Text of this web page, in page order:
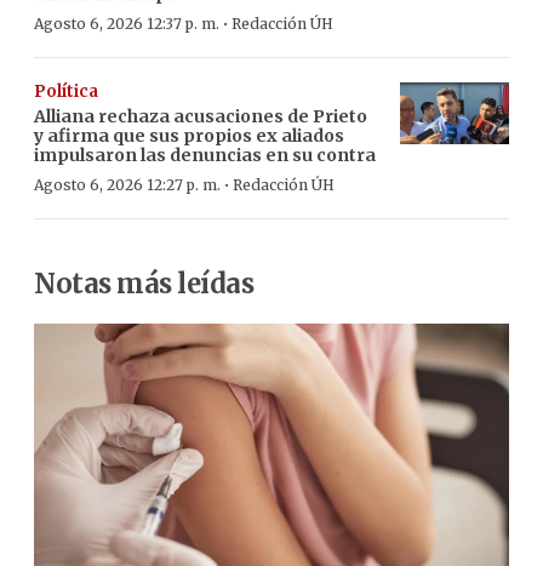
Agosto 6, 2026 12:37 p. m. · Redacción ÚH
Política
Alliana rechaza acusaciones de Prieto
y afirma que sus propios ex aliados
impulsaron las denuncias en su contra
Agosto 6, 2026 12:27 p. m. · Redacción ÚH
Notas más leídas